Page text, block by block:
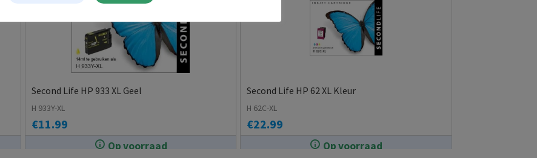
Op voorraad
Second Life HP 933 XL Geel
€11.99
H 933Y-XL
Op voorraad
Second Life HP 62 XL Kleur
€22.99
H 62C-XL